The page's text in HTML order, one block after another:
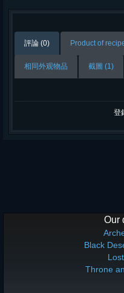
評論 (0) Product of
相同外观物品 截圖 (1)
登
Our
Black
Throne